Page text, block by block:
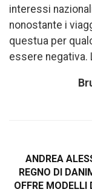
interessi
nonostante i
questua per
essere negativa.
ANDREA
REGNO DI
OFFRE